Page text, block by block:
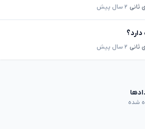
ثانی ۲ سال پیش
ثانی ۲ سال پیش
شده